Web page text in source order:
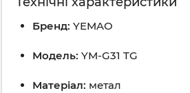
Бренд: YEMAO
Модель: YM-G31 TG
Матеріал: метал